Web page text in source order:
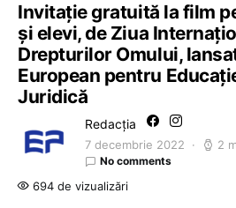
Invitație gratuită la film
și elevi, de Ziua
Drepturilor Omului,
European pentru
Juridică
Redacția
7 decembrie 2022 2
No comments
694 de vizualizări